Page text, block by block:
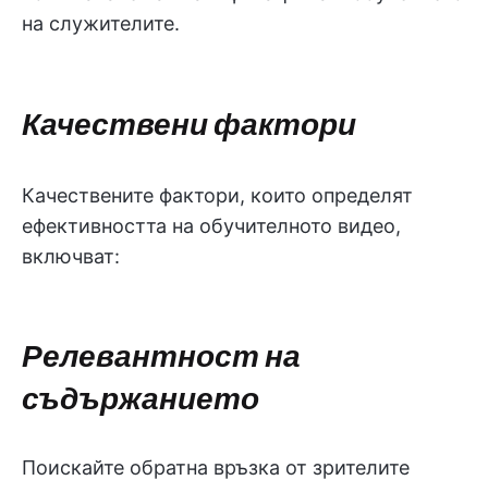
на служителите.
Качествени фактори
Качествените фактори, които определят
ефективността на обучителното видео,
включват:
Релевантност на
съдържанието
Поискайте обратна връзка от зрителите